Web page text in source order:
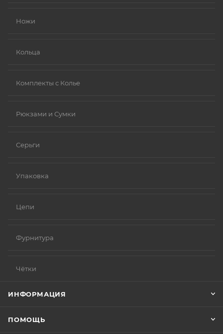
Ножи
Кольца
Комплекты с Колье
Рюкзами и Сумки
Серьги
Упаковка
Цепи
Фурнитура
Чётки
ИНФОРМАЦИЯ
ПОМОЩЬ